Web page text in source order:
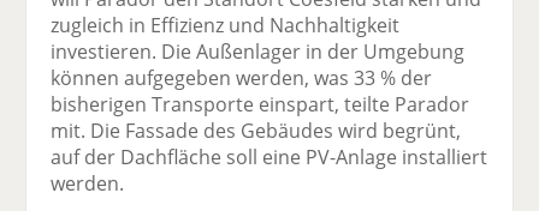
zugleich in Effizienz und Nachhaltigkeit
investieren. Die Außenlager in der Umgebung
können aufgegeben werden, was 33 % der
bisherigen Transporte einspart, teilte Parador
mit. Die Fassade des Gebäudes wird begrünt,
auf der Dachfläche soll eine PV-Anlage installiert
werden.